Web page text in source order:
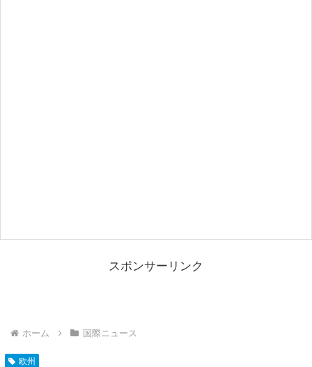
スポンサーリンク
ホーム 国際ニュース
欧州